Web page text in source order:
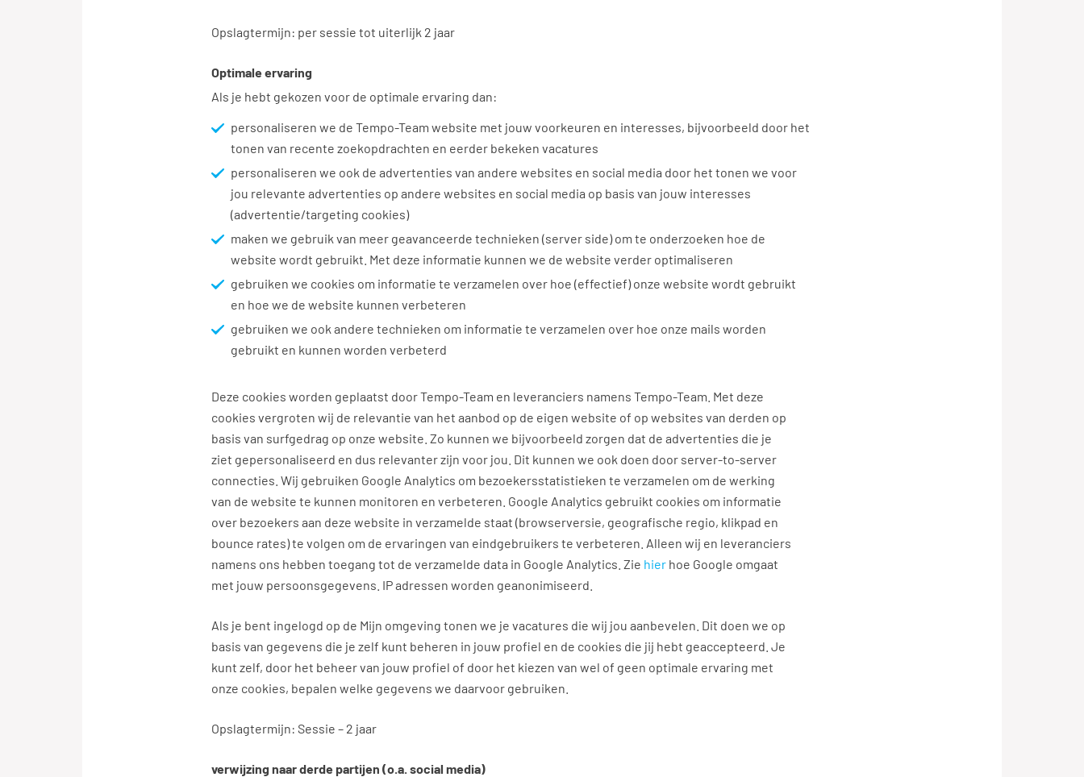
Opslagtermijn: per sessie tot uiterlijk 2 jaar
Optimale ervaring
Als je hebt gekozen voor de optimale ervaring dan:
personaliseren we de Tempo-Team website met jouw voorkeuren en interesses, bijvoorbeeld door het
tonen van recente zoekopdrachten en eerder bekeken vacatures
personaliseren we ook de advertenties van andere websites en social media door het tonen we voor
jou relevante advertenties op andere websites en social media op basis van jouw interesses
(advertentie/targeting cookies)
maken we gebruik van meer geavanceerde technieken (server side) om te onderzoeken hoe de
website wordt gebruikt. Met deze informatie kunnen we de website verder optimaliseren
gebruiken we cookies om informatie te verzamelen over hoe (effectief) onze website wordt gebruikt
en hoe we de website kunnen verbeteren
gebruiken we ook andere technieken om informatie te verzamelen over hoe onze mails worden
gebruikt en kunnen worden verbeterd
Deze cookies worden geplaatst door Tempo-Team en leveranciers namens Tempo-Team. Met deze
cookies vergroten wij de relevantie van het aanbod op de eigen website of op websites van derden op
basis van surfgedrag op onze website. Zo kunnen we bijvoorbeeld zorgen dat de advertenties die je
ziet gepersonaliseerd en dus relevanter zijn voor jou. Dit kunnen we ook doen door server-to-server
connecties. Wij gebruiken Google Analytics om bezoekersstatistieken te verzamelen om de werking
van de website te kunnen monitoren en verbeteren. Google Analytics gebruikt cookies om informatie
over bezoekers aan deze website in verzamelde staat (browserversie, geografische regio, klikpad en
bounce rates) te volgen om de ervaringen van eindgebruikers te verbeteren. Alleen wij en leveranciers
namens ons hebben toegang tot de verzamelde data in Google Analytics. Zie hier hoe Google omgaat
met jouw persoonsgegevens. IP adressen worden geanonimiseerd.
Als je bent ingelogd op de Mijn omgeving tonen we je vacatures die wij jou aanbevelen. Dit doen we op
basis van gegevens die je zelf kunt beheren in jouw profiel en de cookies die jij hebt geaccepteerd. Je
kunt zelf, door het beheer van jouw profiel of door het kiezen van wel of geen optimale ervaring met
onze cookies, bepalen welke gegevens we daarvoor gebruiken.
Opslagtermijn: Sessie – 2 jaar
verwijzing naar derde partijen (o.a. social media)